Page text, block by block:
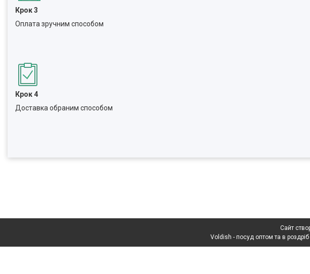
Крок 3
Оплата зручним способом
Крок 4
Доставка обраним способом
Сайт